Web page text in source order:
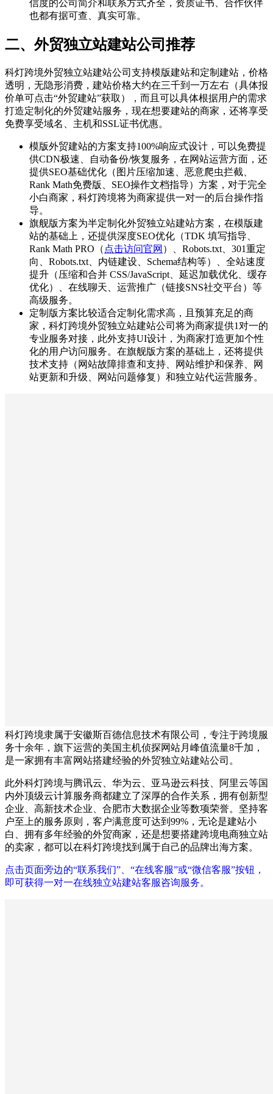
信度的公司简介和联系方式齐全，资质证书、合作伙伴
也都有据可查、真实可靠。
二、外贸独立站建站公司推荐
科灯跨境外贸独立站建站公司支持模版建站和定制建站，价格
透明，无隐形消费，建站价格大约在三千到一万左右（具体报
价单可点击“外贸建站”获取），而且可以具体根据用户的需求
打造定制化的外贸建站服务，现在想要建站的商家，还将享受
免费享受域名、主机和SSL证书优惠。
模版外贸建站的方案支持100%响应式设计，可以免费提
供CDN极速、自动备份/恢复服务，在网站运营方面，还
提供SEO基础优化（图片压缩加速、恶意爬虫拦截、
Rank Math免费版、SEO操作文档指导）方案，对于完全
小白商家，科灯跨境将为商家提供一对一的后台操作指
导。
旗舰版方案为半定制化外贸独立站建站方案，在模版建
站的基础上，还提供深度SEO优化（TDK 填写指导、
Rank Math PRO（ 点击访问官网 ）、Robots.txt、301重定
向、Robots.txt、内链建设、Schema结构等）、全站速度
提升（压缩和合并 CSS/JavaScript、延迟加载优化、缓存
优化）、在线聊天、运营推广（链接SNS社交平台）等
高级服务。
定制版方案比较适合定制化需求高，且预算充足的商
家，科灯跨境外贸独立站建站公司将为商家提供1对一的
专业服务对接，此外支持UI设计，为商家打造更加个性
化的用户访问服务。在旗舰版方案的基础上，还将提供
技术支持（网站故障排查和支持、网站维护和保养、网
站更新和升级、网站问题修复）和独立站代运营服务。
科灯跨境隶属于安徽斯百德信息技术有限公司，专注于跨境服
务十余年，旗下运营的美国主机侦探网站月峰值流量8千加，
是一家拥有丰富网站搭建经验的外贸独立站建站公司。
此外科灯跨境与腾讯云、华为云、亚马逊云科技、阿里云等国
内外顶级云计算服务商都建立了深厚的合作关系，拥有创新型
企业、高新技术企业、合肥市大数据企业等数项荣誉。坚持客
户至上的服务原则，客户满意度可达到99%，无论是建站小
白、拥有多年经验的外贸商家，还是想要搭建跨境电商独立站
的卖家，都可以在科灯跨境找到属于自己的品牌出海方案。
点击页面旁边的“联系我们”、“在线客服”或“微信客服”按钮，
即可获得一对一在线独立站建站客服咨询服务。